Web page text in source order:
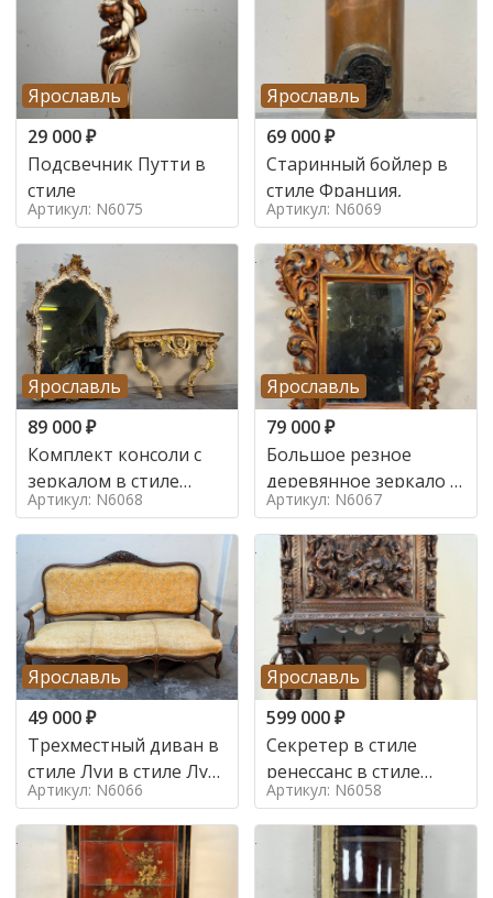
Ярославль
29 000₽
Подсвечник Путти в
стиле
Артикул: N6075
Ярославль
69 000₽
Старинный бойлер в
стиле Франция,
Артикул: N6069
Ярославль
89 000₽
Комплект консоли с
зеркалом в стиле
ренессанс,
Артикул: N6068
Ярославль
79 000₽
Большое резное
деревянное зеркало с
золочением в стиле
Артикул: N6067
Ярославль
49 000₽
Трехместный диван в
стиле Луи в стиле Луи
16,
Артикул: N6066
Ярославль
599 000₽
Секретер в стиле
ренессанс в стиле
ренессанс, 19 век
Артикул: N6058